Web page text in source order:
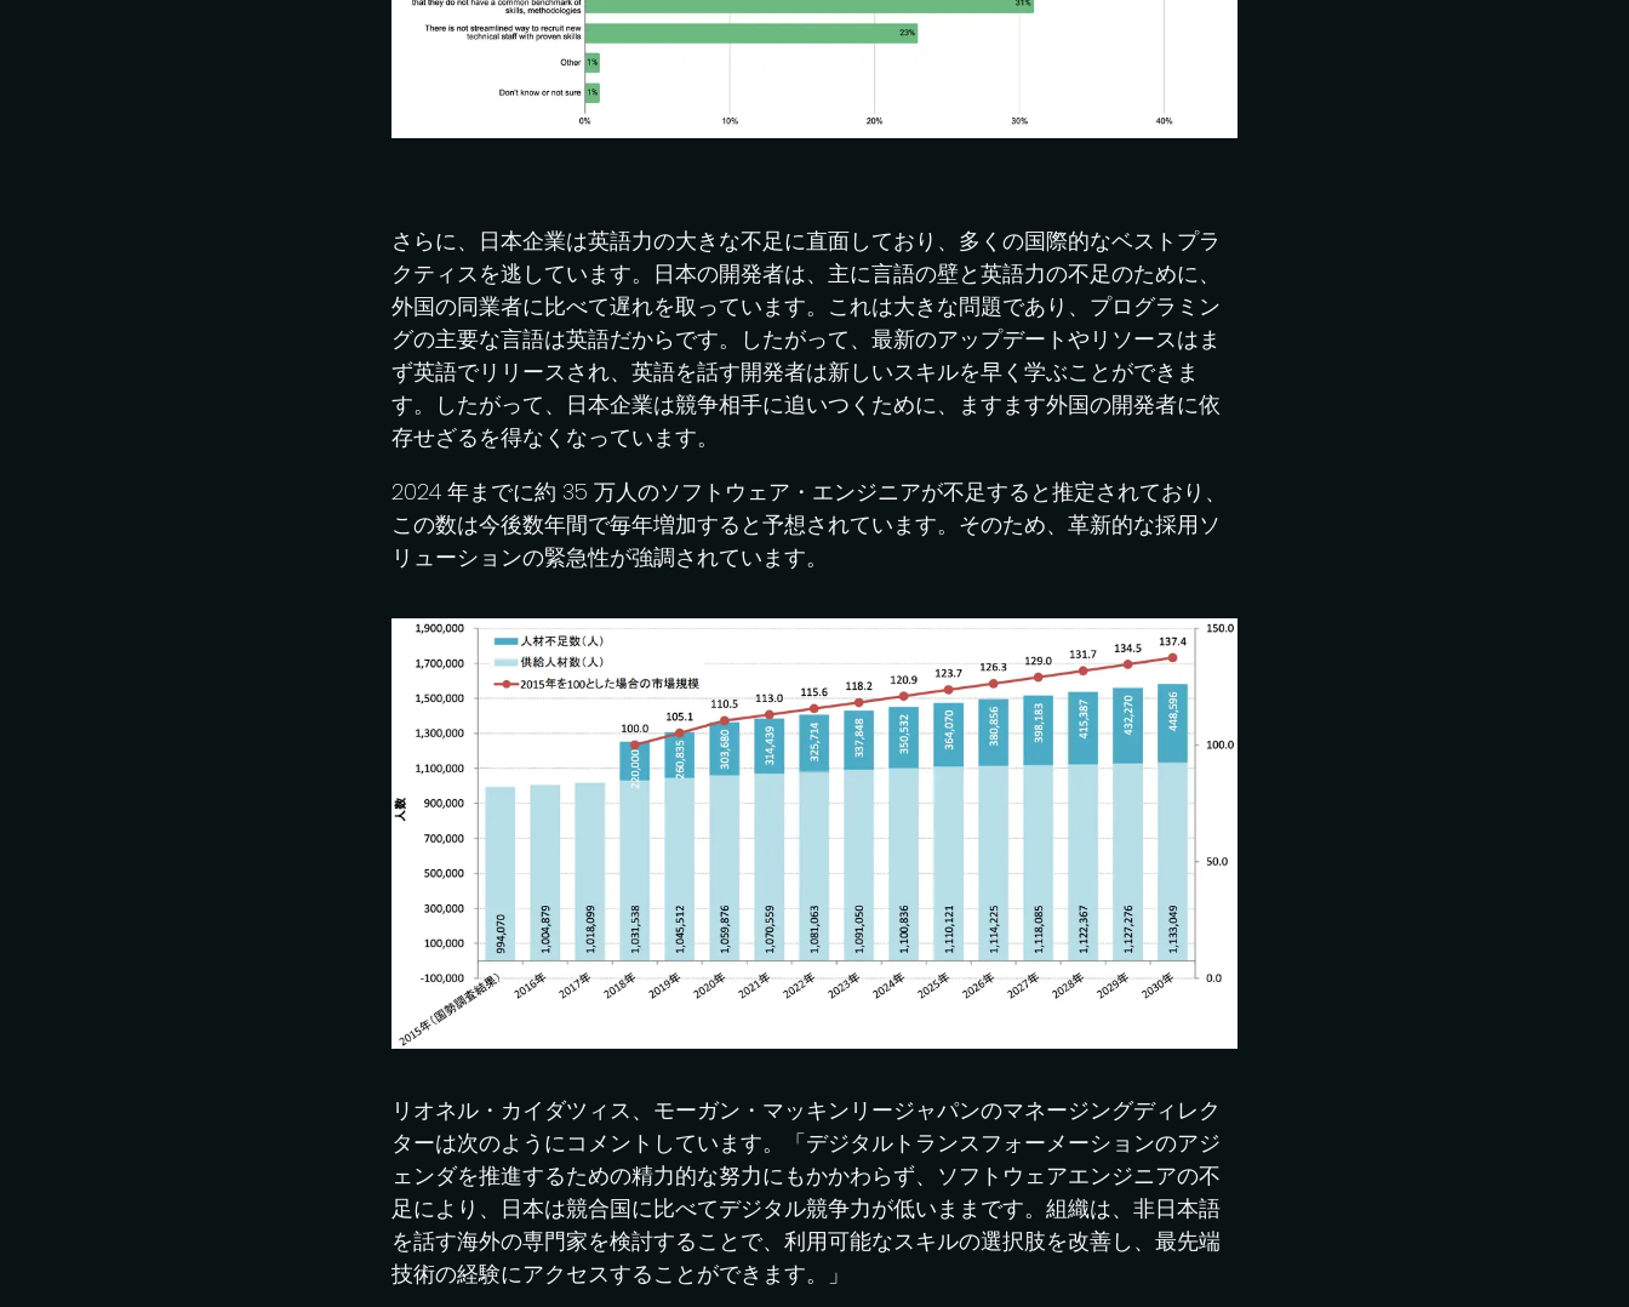
さらに、日本企業は英語力の大きな不足に直面しており、多くの国際的なベストプラ
クティスを逃しています。日本の開発者は、主に言語の壁と英語力の不足のために、
外国の同業者に比べて遅れを取っています。これは大きな問題であり、プログラミン
グの主要な言語は英語だからです。したがって、最新のアップデートやリソースはま
ず英語でリリースされ、英語を話す開発者は新しいスキルを早く学ぶことができま
す。したがって、日本企業は競争相手に追いつくために、ますます外国の開発者に依
存せざるを得なくなっています。
2024 年までに約 35 万人のソフトウェア・エンジニアが不足すると推定されており、
この数は今後数年間で毎年増加すると予想されています。そのため、革新的な採用ソ
リューションの緊急性が強調されています。
リオネル・カイダツィス、モーガン・マッキンリージャパンのマネージングディレク
ターは次のようにコメントしています。「デジタルトランスフォーメーションのアジ
ェンダを推進するための精力的な努力にもかかわらず、ソフトウェアエンジニアの不
足により、日本は競合国に比べてデジタル競争力が低いままです。組織は、非日本語
を話す海外の専門家を検討することで、利用可能なスキルの選択肢を改善し、最先端
技術の経験にアクセスすることができます。」